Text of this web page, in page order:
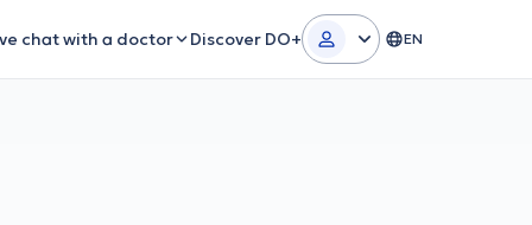
chat with a doctor Discover DO+ EN